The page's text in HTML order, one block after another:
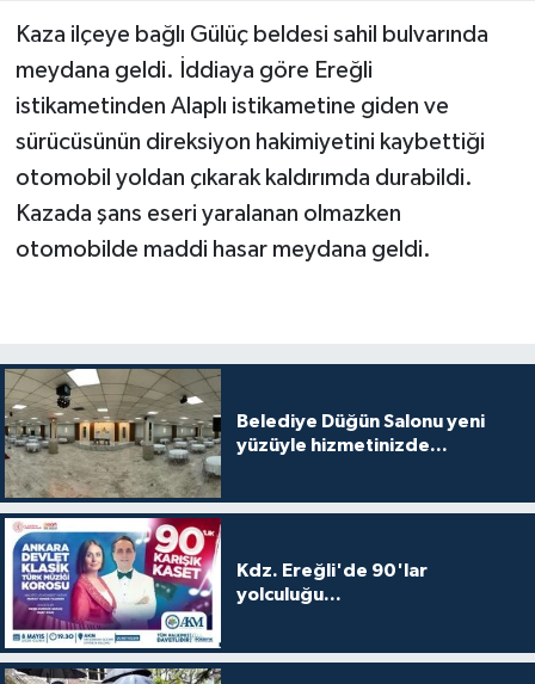
Kaza ilçeye bağlı Gülüç beldesi sahil bulvarında
meydana geldi. İddiaya göre Ereğli
istikametinden Alaplı istikametine giden ve
sürücüsünün direksiyon hakimiyetini kaybettiği
otomobil yoldan çıkarak kaldırımda durabildi.
Kazada şans eseri yaralanan olmazken
otomobilde maddi hasar meydana geldi.
Belediye Düğün Salonu yeni
yüzüyle hizmetinizde...
Kdz. Ereğli'de 90'lar
yolculuğu...